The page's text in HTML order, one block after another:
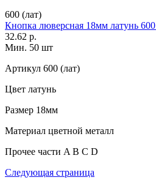
600 (лат)
Кнопка люверсная 18мм латунь
32.62 р.
Мин. 50 шт
Артикул 600 (лат)
Цвет латунь
Размер 18мм
Материал цветной металл
Прочее части A B C D
Следующая страница